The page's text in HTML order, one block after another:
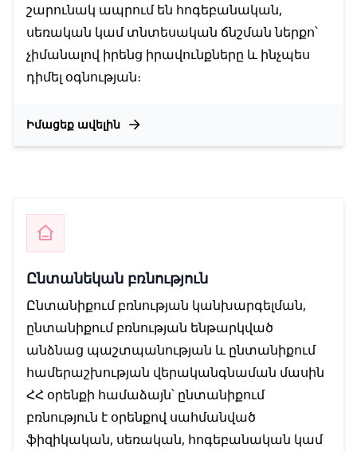
շարունակ ապրում են հոգեբանական,
սեռական կամ տնտեսական ճնշման ներքո՝
չիմանալով իրենց իրավունքները և ինչպես
դիմել օգնության։
Իմացեք ավելին
Ընտանեկան բռնություն
Ընտանիքում բռնության կանխարգելման,
ընտանիքում բռնության ենթարկված
անձնաց պաշտպանության և ընտանիքում
համերաշխության վերականգնաման մասին
ՀՀ օրենքի համաձայն՝ ընտանիքում
բռնություն է օրենքով սահմանված
ֆիզիկական, սեռական, հոգեբանական կամ